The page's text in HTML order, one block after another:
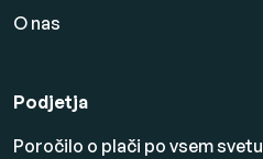
O nas
Podjetja
Poročilo o plači po vsem svetu